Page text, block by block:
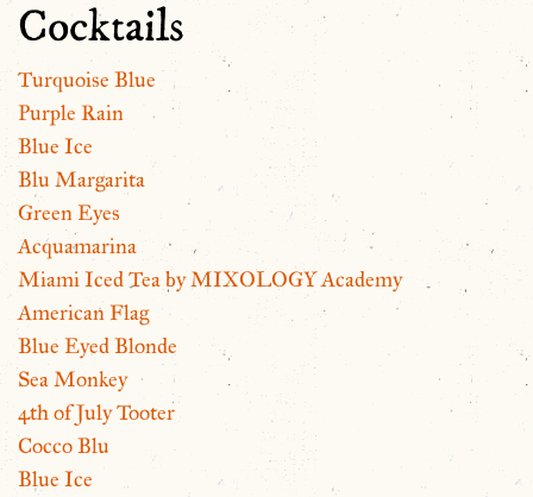
Cocktails
Turquoise Blue
Purple Rain
Blue Ice
Blu Margarita
Green Eyes
Acquamarina
Miami Iced Tea by MIXOLOGY Academy
American Flag
Blue Eyed Blonde
Sea Monkey
4th of July Tooter
Cocco Blu
Blue Ice